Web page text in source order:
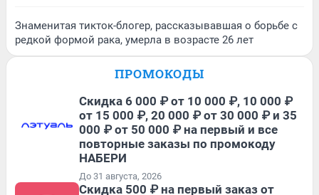
Знаменитая тикток-блогер, рассказывавшая о борьбе с
редкой формой рака, умерла в возрасте 26 лет
ПРОМОКОДЫ
Скидка 6 000 ₽ от 10 000 ₽, 10 000 ₽
от 15 000 ₽, 20 000 ₽ от 30 000 ₽ и 35
000 ₽ от 50 000 ₽ на первый и все
повторные заказы по промокоду
НАБЕРИ
До 31 августа, 2026
Скидка 500 ₽ на первый заказ от